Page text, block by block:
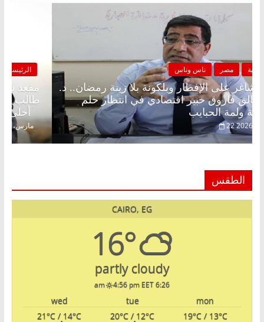
الرئيسية مصر ناس وناس
مقعد شاغر على الإفطار وبلكونة بلا زينة رمضان.. د.
عبدالخالق فاروق خبير اقتصادي في انتظار حلم
الحرية ولمة الحبايب
22 فبراير، 2026
الطقس
CAIRO, EG
16°
partly cloudy
6:26 am
4:56 pm EET
mon
tue
wed
19°C/ 13°C
20°C / 12°C
21°C / 14°C